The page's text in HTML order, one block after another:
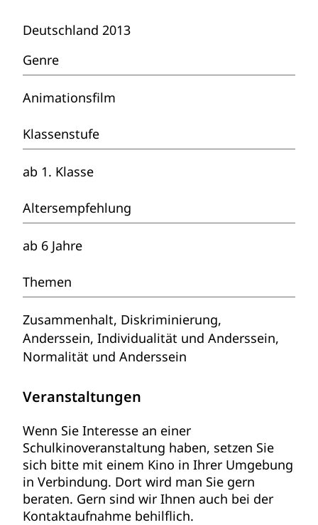
Deutschland 2013
Genre
Animationsfilm
Klassenstufe
ab 1. Klasse
Altersempfehlung
ab 6 Jahre
Themen
Zusammenhalt, Diskriminierung,
Anderssein, Individualität und Anderssein,
Normalität und Anderssein
Veranstaltungen
Wenn Sie Interesse an einer
Schulkinoveranstaltung haben, setzen Sie
sich bitte mit einem Kino in Ihrer Umgebung
in Verbindung. Dort wird man Sie gern
beraten. Gern sind wir Ihnen auch bei der
Kontaktaufnahme behilflich.